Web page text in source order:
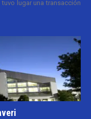
lugar una transacción